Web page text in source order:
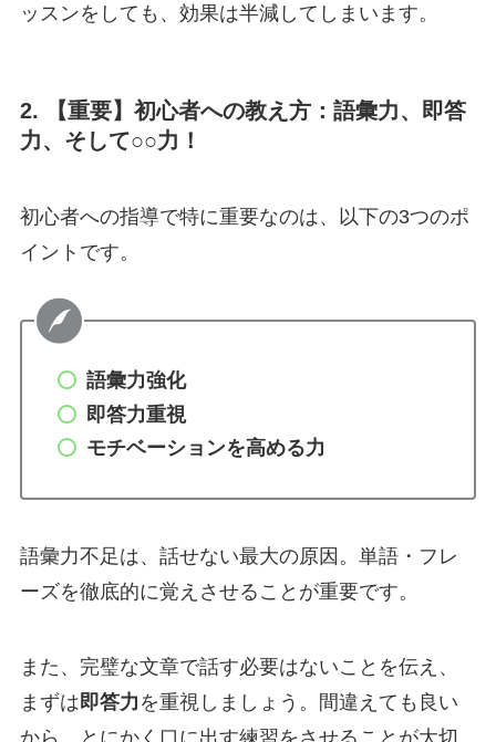
ッスンをしても、効果は半減してしまいます。
2. 【重要】初心者への教え方：語彙力、即答
力、そして○○力！
初心者への指導で特に重要なのは、以下の3つのポ
イントです。
語彙力強化
即答力重視
モチベーションを高める力
語彙力不足は、話せない最大の原因。単語・フレ
ーズを徹底的に覚えさせることが重要です。
また、完璧な文章で話す必要はないことを伝え、
まずは即答力 を重視しましょう。間違えても良い